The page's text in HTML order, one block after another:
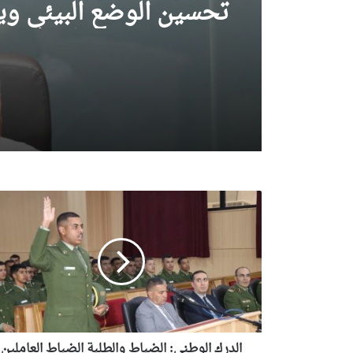
وهران: أوشان يشدد
تحسين الوضع البيئي
مهام مسؤولين في
مشروع السكنات
بالعريشة ويشدد على
الدرك
الوطني: الضباط
الضباط
العاملين
يؤدون
اليمين
القانونية
بمجلس
قضاء